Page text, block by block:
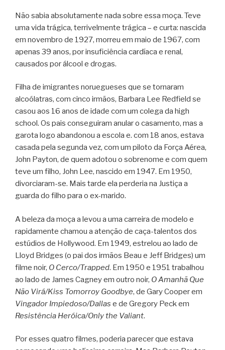
Não sabia absolutamente nada sobre essa moça. Teve
uma vida trágica, terrivelmente trágica – e curta: nascida
em novembro de 1927, morreu em maio de 1967, com
apenas 39 anos, por insuficiência cardíaca e renal,
causados por álcool e drogas.
Filha de imigrantes noruegueses que se tornaram
alcoólatras, com cinco irmãos, Barbara Lee Redfield se
casou aos 16 anos de idade com um colega da high
school. Os pais conseguiram anular o casamento, mas a
garota logo abandonou a escola e. com 18 anos, estava
casada pela segunda vez, com um piloto da Força Aérea,
John Payton, de quem adotou o sobrenome e com quem
teve um filho, John Lee, nascido em 1947. Em 1950,
divorciaram-se. Mais tarde ela perderia na Justiça a
guarda do filho para o ex-marido.
A beleza da moça a levou a uma carreira de modelo e
rapidamente chamou a atenção de caça-talentos dos
estúdios de Hollywood. Em 1949, estrelou ao lado de
Lloyd Bridges (o pai dos irmãos Beau e Jeff Bridges) um
filme noir, O Cerco/Trapped. Em 1950 e 1951 trabalhou
ao lado de James Cagney em outro noir, O Amanhã Que
Não Virá/Kiss Tomorroy Goodbye, de Gary Cooper em
Vingador Impiedoso/Dallas e de Gregory Peck em
Resistência Heróica/Only the Valiant.
Por esses quatro filmes, poderia parecer que estava